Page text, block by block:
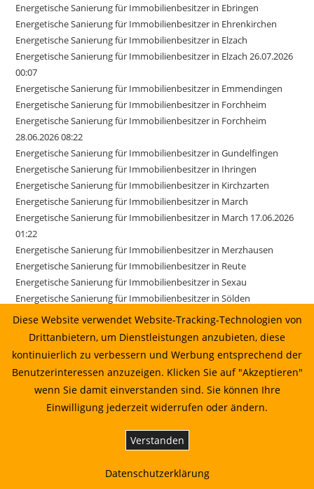
Energetische Sanierung für Immobilienbesitzer in Ebringen
Energetische Sanierung für Immobilienbesitzer in Ehrenkirchen
Energetische Sanierung für Immobilienbesitzer in Elzach
Energetische Sanierung für Immobilienbesitzer in Elzach 26.07.2026
00:07
Energetische Sanierung für Immobilienbesitzer in Emmendingen
Energetische Sanierung für Immobilienbesitzer in Forchheim
Energetische Sanierung für Immobilienbesitzer in Forchheim
28.06.2026 08:22
Energetische Sanierung für Immobilienbesitzer in Gundelfingen
Energetische Sanierung für Immobilienbesitzer in Ihringen
Energetische Sanierung für Immobilienbesitzer in Kirchzarten
Energetische Sanierung für Immobilienbesitzer in March
Energetische Sanierung für Immobilienbesitzer in March 17.06.2026
01:22
Energetische Sanierung für Immobilienbesitzer in Merzhausen
Energetische Sanierung für Immobilienbesitzer in Reute
Energetische Sanierung für Immobilienbesitzer in Sexau
Energetische Sanierung für Immobilienbesitzer in Sölden
Energetische Sanierung für Immobilienbesitzer in Stegen
Energetische Sanierung für Immobilienbesitzer in Weisweil
Energetische Sanierung in Au vom Sonnenkaufhaus prüfen lassen
Energetische Sanierung in Bahlingen am Kaiserstuhl: Planung,
Wirtschaftlichkeit und Umsetzung
Energetische Sanierung in Biederbach: Planung, Wirtschaftlichkeit
und Umsetzung
Energetische Sanierung in Biederbach: Planung, Wirtschaftlichkeit
und Umsetzung 01.07.2026 00:22
Diese Website verwendet Website-Tracking-Technologien von
Drittanbietern, um Dienstleistungen anzubieten, diese
kontinuierlich zu verbessern und Werbung entsprechend der
Benutzerinteressen anzuzeigen. Klicken Sie auf "Akzeptieren"
wenn Sie damit einverstanden sind. Sie können Ihre
Einwilligung jederzeit widerrufen oder ändern.
Verstanden
Datenschutzerklärung